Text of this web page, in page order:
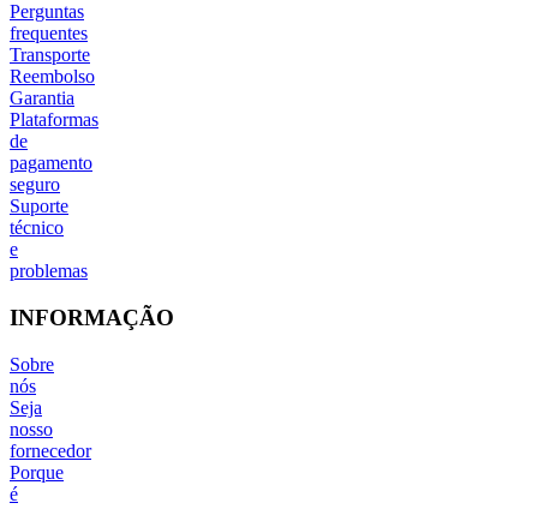
Perguntas
frequentes
Transporte
Reembolso
Garantia
Plataformas
de
pagamento
seguro
Suporte
técnico
e
problemas
INFORMAÇÃO
Sobre
nós
Seja
nosso
fornecedor
Porque
é